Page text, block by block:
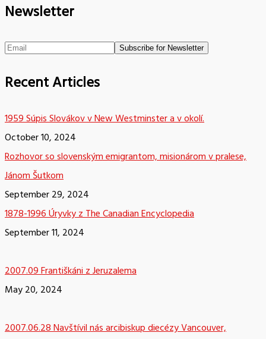
Newsletter
Recent Articles
1959 Súpis Slovákov v New Westminster a v okolí.
October 10, 2024
Rozhovor so slovenským emigrantom, misionárom v pralese,
Jánom Šutkom
September 29, 2024
1878-1996 Úryvky z The Canadian Encyclopedia
September 11, 2024
2007.09 Františkáni z Jeruzalema
May 20, 2024
2007.06.28 Navštívil nás arcibiskup diecézy Vancouver,